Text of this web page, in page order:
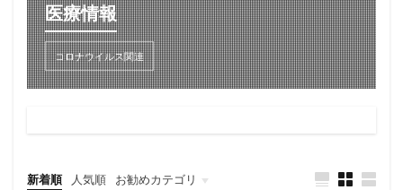
医療情報
コロナウイルス関連
新着順 人気順 お勧めカテゴリ